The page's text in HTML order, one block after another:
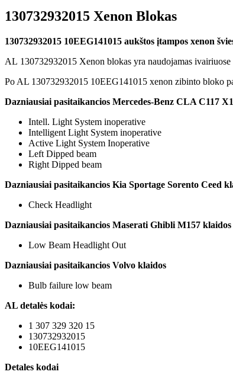
130732932015 Xenon Blokas
130732932015 10EEG141015 aukštos įtampos xenon
AL 130732932015 Xenon blokas yra naudojamas
Po AL 130732932015 10EEG141015 xenon zibinto bloko
Dazniausiai pasitaikancios Mercedes-Benz CLA C117
Intell. Light System inoperative
Intelligent Light System inoperative
Active Light System Inoperative
Left Dipped beam
Right Dipped beam
Dazniausiai pasitaikancios Kia Sportage Sorento Ceed
Check Headlight
Dazniausiai pasitaikancios Maserati Ghibli M157 klaidos
Low Beam Headlight Out
Dazniausiai pasitaikancios Volvo klaidos
Bulb failure low beam
AL detalės kodai:
1 307 329 320 15
130732932015
10EEG141015
Detales kodai